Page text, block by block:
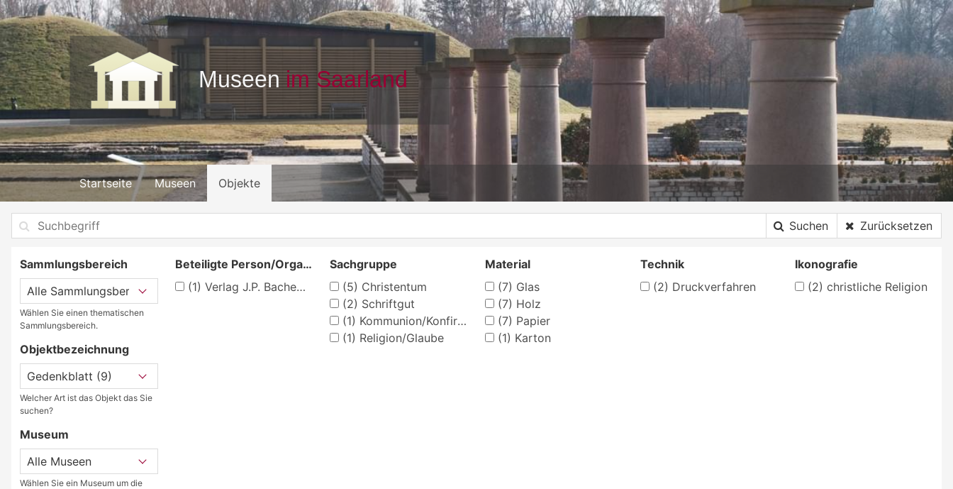
Startseite Museen Objekte
Suchen Zurücksetzen
Sammlungsbereich
Wählen Sie einen thematischen
Sammlungsbereich.
Objektbezeichnung
Welcher Art ist das Objekt das Sie
suchen?
Museum
Wählen Sie ein Museum um die
Beteiligte Person/Organisation
(1) Verlag J.P. Bachem, Köln
Sachgruppe
(5) Christentum
(2) Schriftgut
(1) Kommunion/Konfirmation
(1) Religion/Glaube
Material
(7) Glas
(7) Holz
(7) Papier
(1) Karton
Technik
(2) Druckverfahren
Ikonografie
(2) christliche Religion